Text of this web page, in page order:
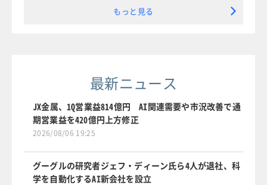
もっと見る
最新ニュース
JX金属、1Q営業益814億円 AI関連需要や市況改善で通
期営業益を420億円上方修正
2026/08/06 19:25
グーグルの研究者ジェフ・ディーン氏ら4人が退社、科
学を自動化するAI新会社を設立